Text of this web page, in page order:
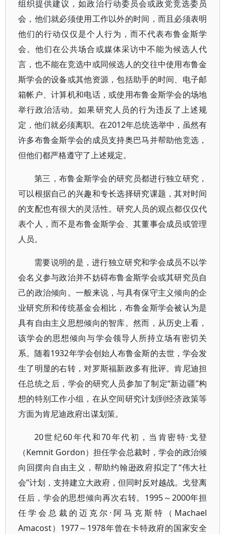
组织提供建议，如政治行动委员会或政党竞选委员
会，他们就必须使用工作以外的时间，而且必须表明
他们的行动仅仅是个人行为，而不代表布鲁金斯学
会。他们在公共场合或媒体采访中不能为候选人代
言，也不能在竞选中或同候选人的交往中使用布鲁金
斯学会的设备或其他资源，包括助手的时间、电子邮
箱帐户、计算机和电话，或使用布鲁金斯学会的场地
举行政治活动。如果研究人员的行为违反了上述规
定，他们就必须离职。在2012年总统选举中，虽然有
许多布鲁金斯学会的成员支持奥巴马并帮助他竞选，
但他们都严格遵守了上述规定。
第三，布鲁金斯学会的研究员都进行独立研究，
可以根据自己的兴趣和专长选择研究课题，其对时间
的支配也有很大的灵活性。研究人员的观点都仅仅代
表个人，而不是布鲁金斯学会、其董事会成员或管理
人员。
需要说明的是，进行独立研究和学会成员不以学
会名义参与政治并不妨碍布鲁金斯学会或其研究员自
己的政治倾向。一般来说，与具有保守主义倾向的企
业研究所和传统基金会相比，布鲁金斯学会被认为是
具有自由主义思想倾向的智库。然而，从历史上看，
该学会的思想倾向与学会领导人所持立场有密切关
系。随着1932年学会创始人布鲁金斯的去世，学会发
生了明显的右转，对罗斯福新政多有批评。肯尼迪担
任总统之后，学会的研究人员参加了制定“新边疆”构
想的特别工作小组，在从空间研究计划到经济政策等
方面为肯尼迪政府出谋划策。
20世纪60年代和70年代初，当肯密特·戈登
（Kemnit Gordon）担任学会总裁时，学会的政治倾
向回摆向自由主义，帮助约翰逊政府拟定了“伟大社
会”计划，支持建立大政府，但同时反对越战。戈登离
任后，学会的思想倾向再次右转。1995～2000年担
任学会总裁的迈克尔·阿马克斯特（Machael
Amacost）1977～1978年曾在卡特政府的国家安全